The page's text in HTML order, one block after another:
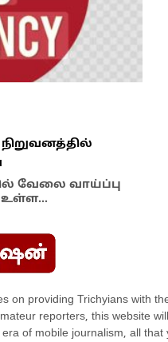
நிறுவனத்தில்
வேலை வாய்ப்பு
உள்ள…
on providing Trichyians with
reporters, this website
of mobile journalism, all that